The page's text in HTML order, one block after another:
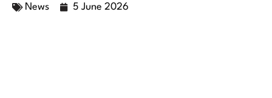
News 5 June 2026